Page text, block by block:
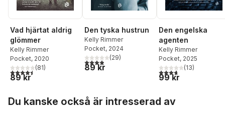
Vad hjärtat aldrig
glömmer
Kelly Rimmer
Pocket, 2020
4,5utav 5 stjärnor. Totalt antal röster:
(81)
89 kr
Den tyska hustrun
Kelly Rimmer
Pocket, 2024
3,9utav 5 stjärnor. Totalt antal röster:
(29)
89 kr
Den engelska
agenten
Kelly Rimmer
Pocket, 2025
3,7utav 5 stjärnor.
(13)
99 kr
Du kanske också är intresserad av